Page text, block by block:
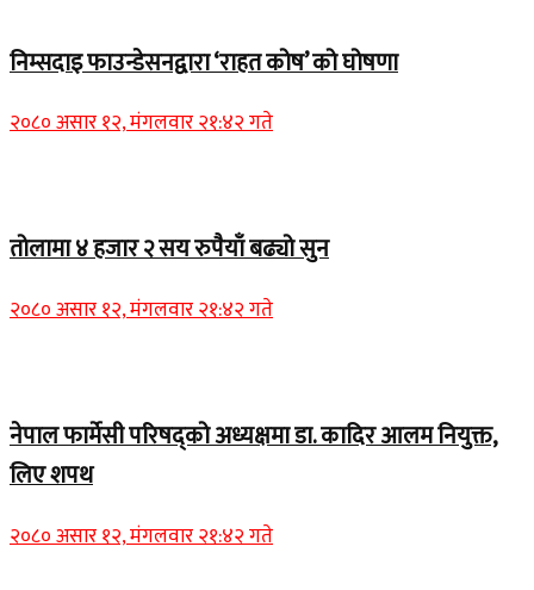
निम्सदाइ फाउन्डेसनद्वारा ‘राहत कोष’ को घोषणा
२०८० असार १२, मंगलवार २१:४२ गते
तोलामा ४ हजार २ सय रुपैयाँ बढ्यो सुन
२०८० असार १२, मंगलवार २१:४२ गते
नेपाल फार्मेसी परिषद्को अध्यक्षमा डा. कादिर आलम नियुक्त,
लिए शपथ
२०८० असार १२, मंगलवार २१:४२ गते